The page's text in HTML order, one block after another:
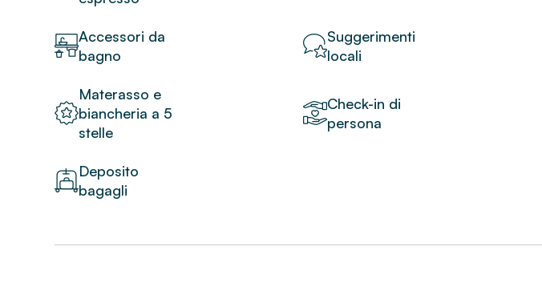
Accessori da
bagno
Suggerimenti
locali
Materasso e
biancheria a 5
stelle
Check-in di
persona
Deposito
bagagli